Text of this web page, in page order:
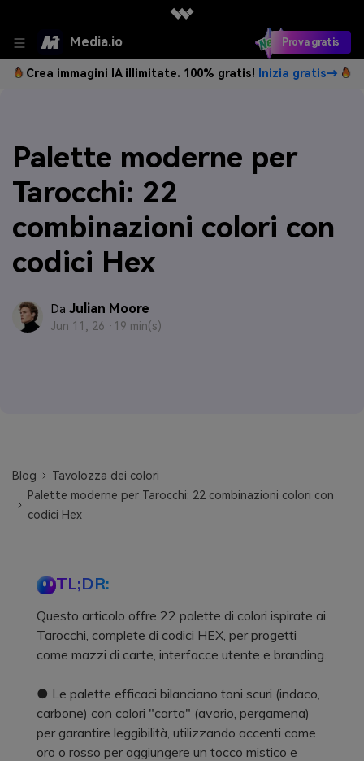
Media.io Prova gratis
Crea immagini IA illimitate. 100% gratis! Inizia gratis→
Palette moderne per
Tarocchi: 22
combinazioni colori con
codici Hex
Da Julian Moore
Jun 11, 26 · 19 min(s)
Blog
Tavolozza dei colori
Palette moderne per Tarocchi: 22 combinazioni colori con
codici Hex
TL;DR:
Questo articolo offre 22 palette di colori ispirate ai
Tarocchi, complete di codici HEX, per progetti
come mazzi di carte, interfacce utente e branding.
● Le palette efficaci bilanciano toni scuri (indaco,
carbone) con colori "carta" (avorio, pergamena)
per garantire leggibilità, utilizzando accenti come
oro o rosso per aggiungere un tocco mistico e